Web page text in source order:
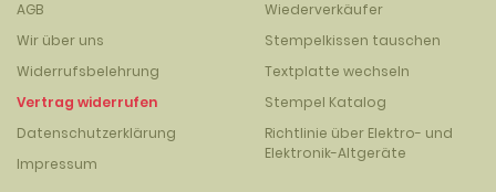
AGB
Wir über uns
Widerrufsbelehrung
Vertrag widerrufen
Datenschutzerklärung
Impressum
Wiederverkäufer
Stempelkissen tauschen
Textplatte wechseln
Stempel Katalog
Richtlinie über Elektro- und
Elektronik-Altgeräte